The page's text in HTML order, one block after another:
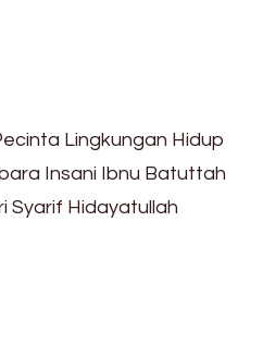
Lingkungan Hidup
Insani Ibnu Batuttah
Syarif Hidayatullah